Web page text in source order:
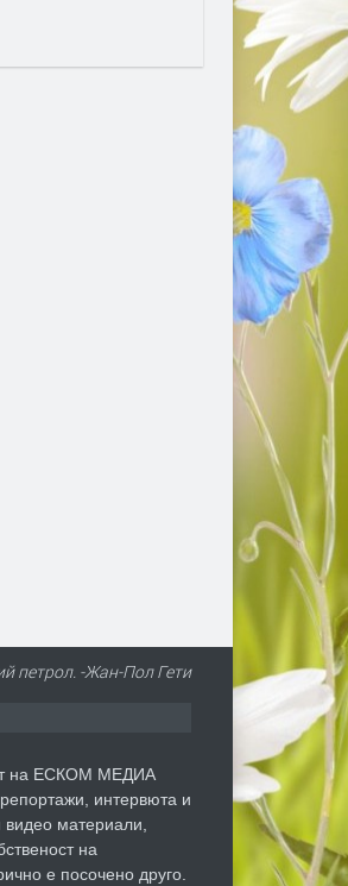
петрол. -Жан-Пол Гети
на ЕСКОМ МЕДИА
интервюта и
видео материали,
на
е посочено друго.